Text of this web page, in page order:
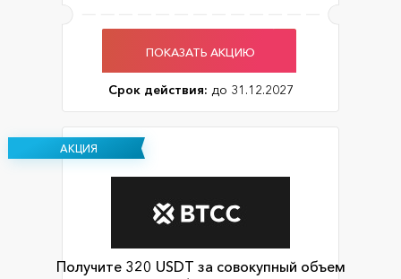
ПОКАЗАТЬ АКЦИЮ
Срок действия: до 31.12.2027
АКЦИЯ
Получите 320 USDT за совокупный объем